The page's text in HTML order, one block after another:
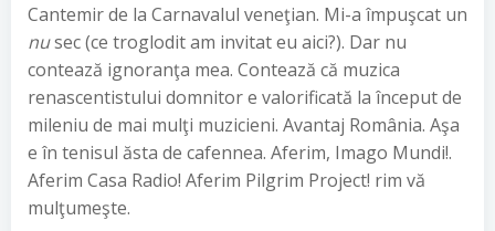
Cantemir de la Carnavalul veneţian. Mi-a împuşcat un
nusec (ce troglodit am invitat eu aici?). Dar nu
contează ignoranţa mea. Contează că muzica
renascentistului domnitor e valorificată la început de
mileniu de mai mulţi muzicieni. Avantaj România. Aşa
e în tenisul ăsta de cafennea. Aferim, Imago Mundi!.
Aferim Casa Radio! Aferim Pilgrim Project! rim vă
mulţumeşte.